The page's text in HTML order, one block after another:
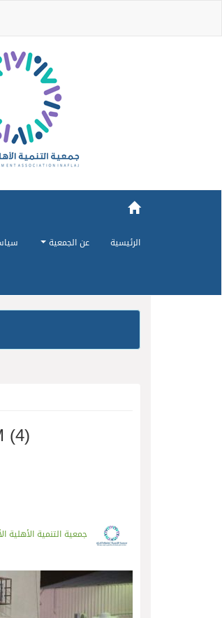
الرئيسية عن الجمعية
(4)
جمعية التنمية الأهلية